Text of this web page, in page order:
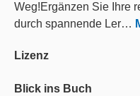
Weg!Ergänzen Sie Ihre
durch spannende Ler…
Lizenz
Blick ins Buch